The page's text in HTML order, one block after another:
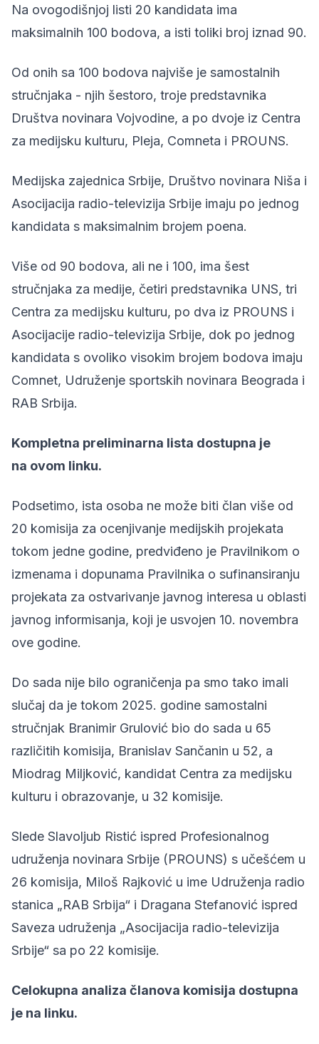
Na ovogodišnjoj listi 20 kandidata ima
maksimalnih 100 bodova, a isti toliki broj iznad 90.
Od onih sa 100 bodova najviše je samostalnih
stručnjaka - njih šestoro, troje predstavnika
Društva novinara Vojvodine, a po dvoje iz Centra
za medijsku kulturu, Pleja, Comneta i PROUNS.
Medijska zajednica Srbije, Društvo novinara Niša i
Asocijacija radio-televizija Srbije imaju po jednog
kandidata s maksimalnim brojem poena.
Više od 90 bodova, ali ne i 100, ima šest
stručnjaka za medije, četiri predstavnika UNS, tri
Centra za medijsku kulturu, po dva iz PROUNS i
Asocijacije radio-televizija Srbije, dok po jednog
kandidata s ovoliko visokim brojem bodova imaju
Comnet, Udruženje sportskih novinara Beograda i
RAB Srbija.
Kompletna preliminarna lista dostupna je
na ovom linku.
Podsetimo, ista osoba ne može biti član više od
20 komisija za ocenjivanje medijskih projekata
tokom jedne godine, predviđeno je Pravilnikom o
izmenama i dopunama Pravilnika o sufinansiranju
projekata za ostvarivanje javnog interesa u oblasti
javnog informisanja, koji je usvojen 10. novembra
ove godine.
Do sada nije bilo ograničenja pa smo tako imali
slučaj da je tokom 2025. godine samostalni
stručnjak Branimir Grulović bio do sada u 65
različitih komisija, Branislav Sančanin u 52, a
Miodrag Miljković, kandidat Centra za medijsku
kulturu i obrazovanje, u 32 komisije.
Slede Slavoljub Ristić ispred Profesionalnog
udruženja novinara Srbije (PROUNS) s učešćem u
26 komisija, Miloš Rajković u ime Udruženja radio
stanica „RAB Srbija“ i Dragana Stefanović ispred
Saveza udruženja „Asocijacija radio-televizija
Srbije“ sa po 22 komisije.
Celokupna analiza članova komisija dostupna
je na linku.